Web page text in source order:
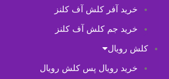
خرید آفر کلش آف کلنز
خرید جم کلش آف کلنز
کلش رویال
خرید رویال پس کلش رویال